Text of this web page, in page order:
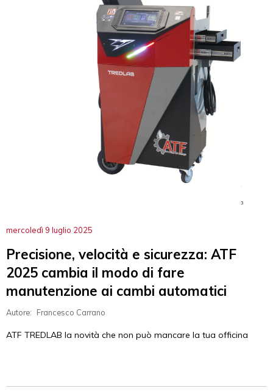
mercoledì 9 luglio 2025
Precisione, velocità e sicurezza: ATF
2025 cambia il modo di fare
manutenzione ai cambi automatici
Autore: Francesco Carrano
ATF TREDLAB la novità che non può mancare la tua officina